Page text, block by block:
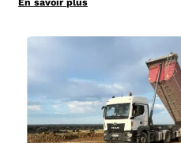
En savoir plus